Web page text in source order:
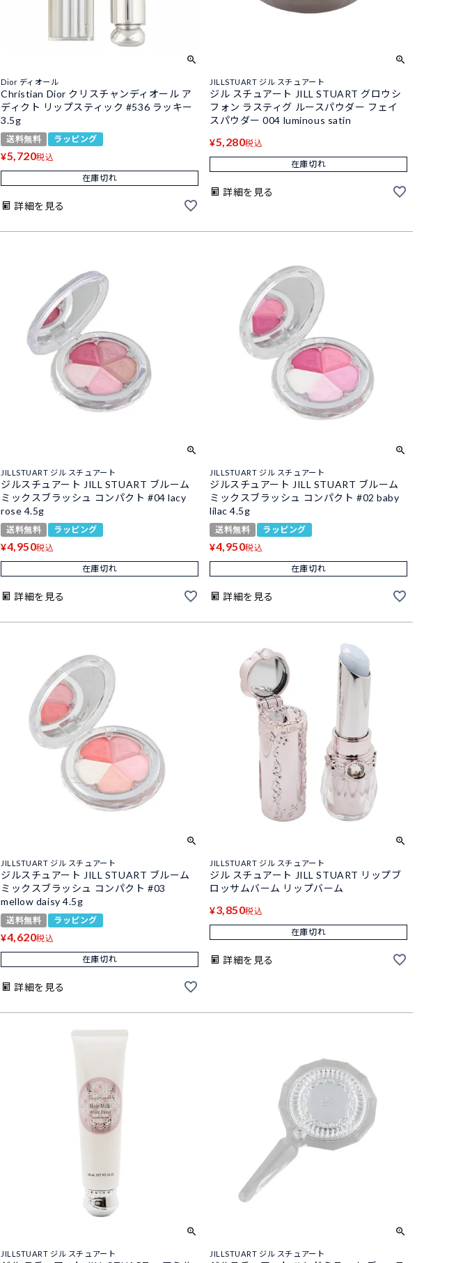
Dior ディオール
Christian Dior クリスチャンディオール ア
ディクト リップスティック #536 ラッキー
3.5g
送料無料 ラッピング
¥5,720税込
在庫切れ
詳細を見る
JILLSTUART ジル スチュアート
ジル スチュアート JILL STUART グロウシ
フォン ラスティグ ルースパウダー フェイ
スパウダー 004 luminous satin
¥5,280税込
在庫切れ
詳細を見る
JILLSTUART ジル スチュアート
ジルスチュアート JILL STUART ブルーム
ミックスブラッシュ コンパクト #04 lacy
rose 4.5g
送料無料 ラッピング
¥4,950税込
在庫切れ
詳細を見る
JILLSTUART ジル スチュアート
ジルスチュアート JILL STUART ブルーム
ミックスブラッシュ コンパクト #02 baby
lilac 4.5g
送料無料 ラッピング
¥4,950税込
在庫切れ
詳細を見る
JILLSTUART ジル スチュアート
ジルスチュアート JILL STUART ブルーム
ミックスブラッシュ コンパクト #03
mellow daisy 4.5g
送料無料 ラッピング
¥4,620税込
在庫切れ
詳細を見る
JILLSTUART ジル スチュアート
ジル スチュアート JILL STUART リップブ
ロッサムバーム リップバーム
¥3,850税込
在庫切れ
詳細を見る
JILLSTUART ジル スチュアート JILLSTUART ジル スチュアート